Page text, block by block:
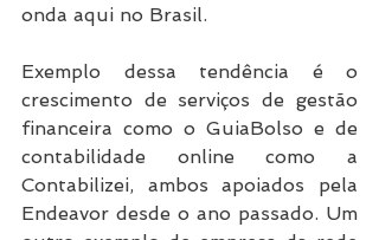
onda aqui no Brasil.
Exemplo dessa tendência é o
crescimento de serviços de gestão
financeira como o GuiaBolso e de
contabilidade online como a
Contabilizei, ambos apoiados pela
Endeavor desde o ano passado. Um